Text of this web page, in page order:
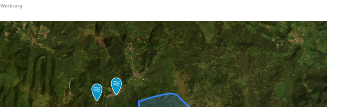
Werbung